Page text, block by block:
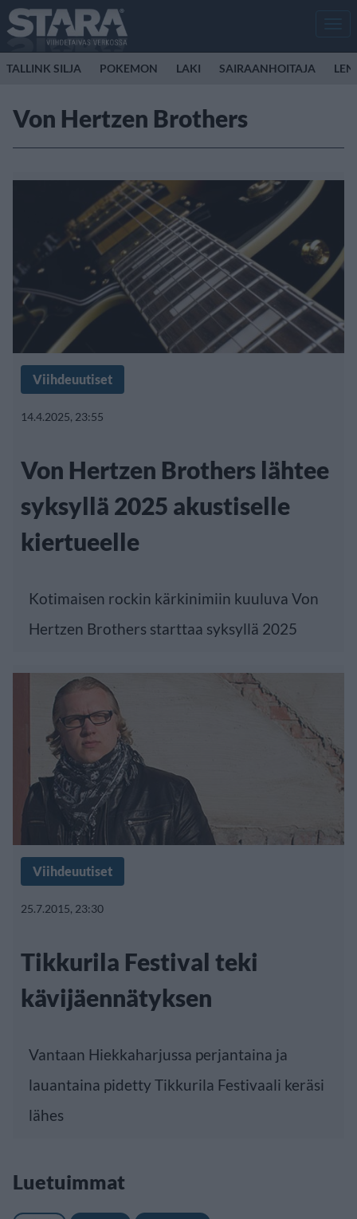
TALLINK SILJA POKEMON LAKI SAIRAANHOITAJA
Von Hertzen Brothers
Viihdeuutiset
14.4.2025, 23:55
Von Hertzen Brothers lähtee
syksyllä 2025 akustiselle
kiertueelle
Kotimaisen rockin kärkinimiin kuuluva Von
Hertzen Brothers starttaa syksyllä 2025
Viihdeuutiset
25.7.2015, 23:30
Tikkurila Festival teki
kävijäennätyksen
Vantaan Hiekkaharjussa perjantaina ja
lauantaina pidetty Tikkurila Festivaali keräsi
lähes
Luetuimmat